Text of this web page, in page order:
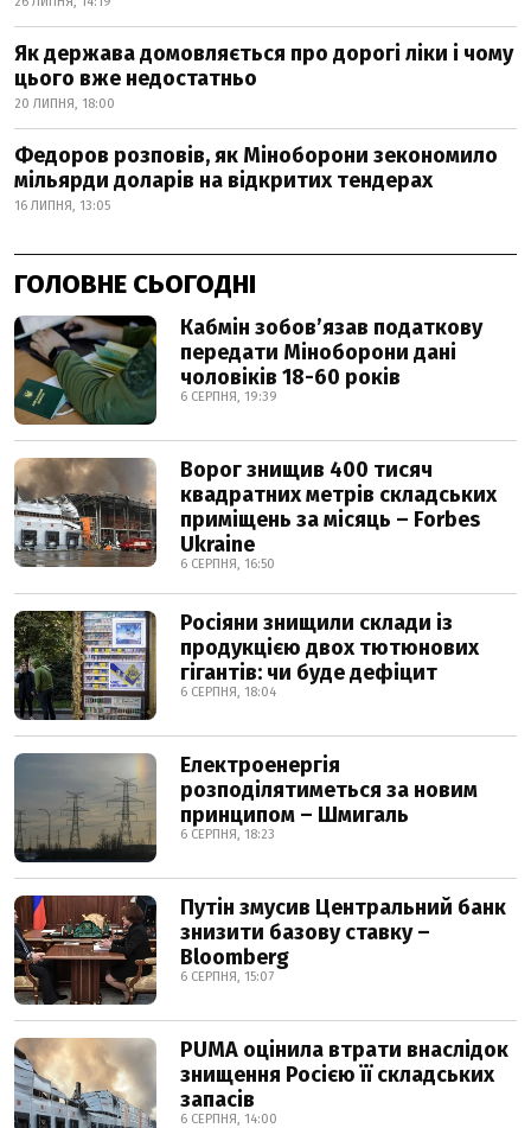
Як держава домовляється про дорогі ліки і чому
цього вже недостатньо
20 ЛИПНЯ, 18:00
Федоров розповів, як Міноборони зекономило
мільярди доларів на відкритих тендерах
16 ЛИПНЯ, 13:05
ГОЛОВНЕ СЬОГОДНІ
Кабмін зобовʼязав податкову
передати Міноборони дані
чоловіків 18-60 років
6 СЕРПНЯ, 19:39
Ворог знищив 400 тисяч
квадратних метрів складських
приміщень за місяць – Forbes
Ukraine
6 СЕРПНЯ, 16:50
Росіяни знищили склади із
продукцією двох тютюнових
гігантів: чи буде дефіцит
6 СЕРПНЯ, 18:04
Електроенергія
розподілятиметься за новим
принципом – Шмигаль
6 СЕРПНЯ, 18:23
Путін змусив Центральний банк
знизити базову ставку –
Bloomberg
6 СЕРПНЯ, 15:07
PUMA оцінила втрати внаслідок
знищення Росією її складських
запасів
6 СЕРПНЯ, 14:00